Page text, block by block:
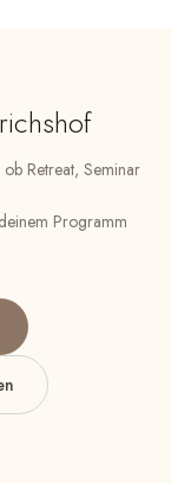
Retreat, Seminar
Programm